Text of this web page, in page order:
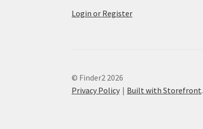
Login or Register
© Finder2 2026
Privacy Policy
Built with Storefront.